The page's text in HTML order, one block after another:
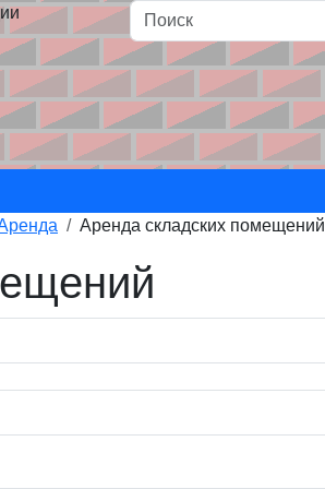
Аренда складских помещений